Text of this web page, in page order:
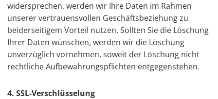
widersprechen, werden wir Ihre Daten im Rahmen
unserer vertrauensvollen Geschäftsbeziehung zu
beiderseitigem Vorteil nutzen. Sollten Sie die Löschung
Ihrer Daten wünschen, werden wir die Löschung
unverzüglich vornehmen, soweit der Löschung nicht
rechtliche Aufbewahrungspflichten entgegenstehen.
4. SSL-Verschlüsselung